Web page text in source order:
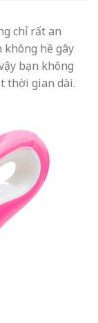
chỉ rất an
hề gây
bạn không
thời gian dài.